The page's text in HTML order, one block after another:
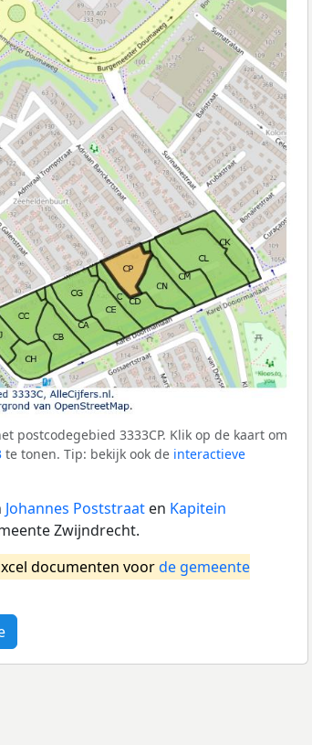
postcodegebied 3333CP. Klik op de kaart om
te tonen. Tip: bekijk ook de interactieve
Johannes Poststraat en Kapitein
Zwijndrecht.
documenten voorde gemeente